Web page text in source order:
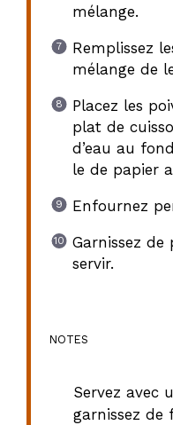
mélange.
Remplissez
mélange de
Placez les
plat de
d’eau au
le de papier
Enfournez
Garnissez
servir.
NOTES
Servez avec
garnissez de